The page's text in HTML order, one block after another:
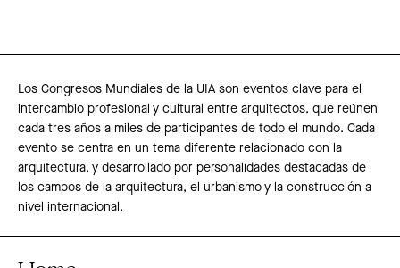
Los Congresos Mundiales de la UIA son eventos clave para el
intercambio profesional y cultural entre arquitectos, que reúnen
cada tres años a miles de participantes de todo el mundo. Cada
evento se centra en un tema diferente relacionado con la
arquitectura, y desarrollado por personalidades destacadas de
los campos de la arquitectura, el urbanismo y la construcción a
nivel internacional.